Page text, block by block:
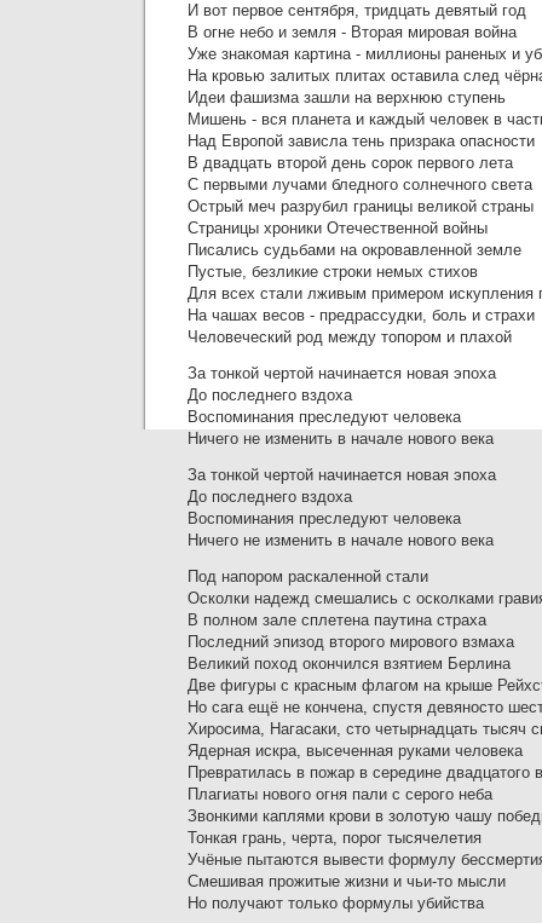
И вот первое сентября, тридцать девятый год
В огне небо и земля - Вторая мировая война
Уже знакомая картина - миллионы раненых и
На кровью залитых плитах оставила след
Идеи фашизма зашли на верхнюю ступень
Мишень - вся планета и каждый человек в
Над Европой зависла тень призрака опасности
В двадцать второй день сорок первого лета
С первыми лучами бледного солнечного света
Острый меч разрубил границы великой страны
Страницы хроники Отечественной войны
Писались судьбами на окровавленной земле
Пустые, безликие строки немых стихов
Для всех стали лживым примером искупления
На чашах весов - предрассудки, боль и страхи
Человеческий род между топором и плахой
За тонкой чертой начинается новая эпоха
До последнего вздоха
Воспоминания преследуют человека
Ничего не изменить в начале нового века
За тонкой чертой начинается новая эпоха
До последнего вздоха
Воспоминания преследуют человека
Ничего не изменить в начале нового века
Под напором раскаленной стали
Осколки надежд смешались с осколками
В полном зале сплетена паутина страха
Последний эпизод второго мирового взмаха
Великий поход окончился взятием Берлина
Две фигуры с красным флагом на крыше
Но сага ещё не кончена, спустя девяносто
Хиросима, Нагасаки, сто четырнадцать тысяч
Ядерная искра, высеченная руками человека
Превратилась в пожар в середине двадцатого
Плагиаты нового огня пали с серого неба
Звонкими каплями крови в золотую чашу
Тонкая грань, черта, порог тысячелетия
Учёные пытаются вывести формулу
Смешивая прожитые жизни и чьи-то мысли
Но получают только формулы убийства